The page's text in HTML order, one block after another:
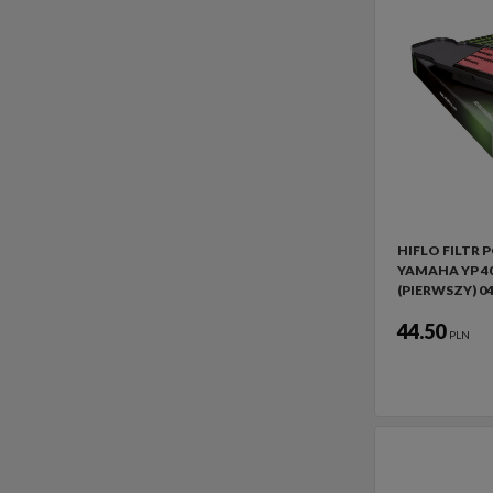
HIFLO FILTR
YAMAHA YP
(PIERWSZY)
44.50 PLN